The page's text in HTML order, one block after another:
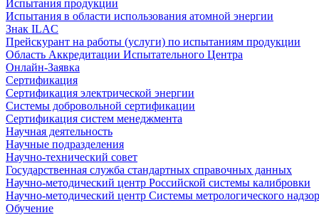
Испытания продукции
Испытания в области использования атомной энергии
Знак ILAC
Прейскурант на работы (услуги) по испытаниям продукции
Область Аккредитации Испытательного Центра
Онлайн-Заявка
Сертификация
Сертификация электрической энергии
Системы добровольной сертификации
Сертификация систем менеджмента
Научная деятельность
Научные подразделения
Научно-технический совет
Государственная служба стандартных справочных данных
Научно-методический центр Российской системы калибровки
Научно-методический центр Системы метрологического
Обучение